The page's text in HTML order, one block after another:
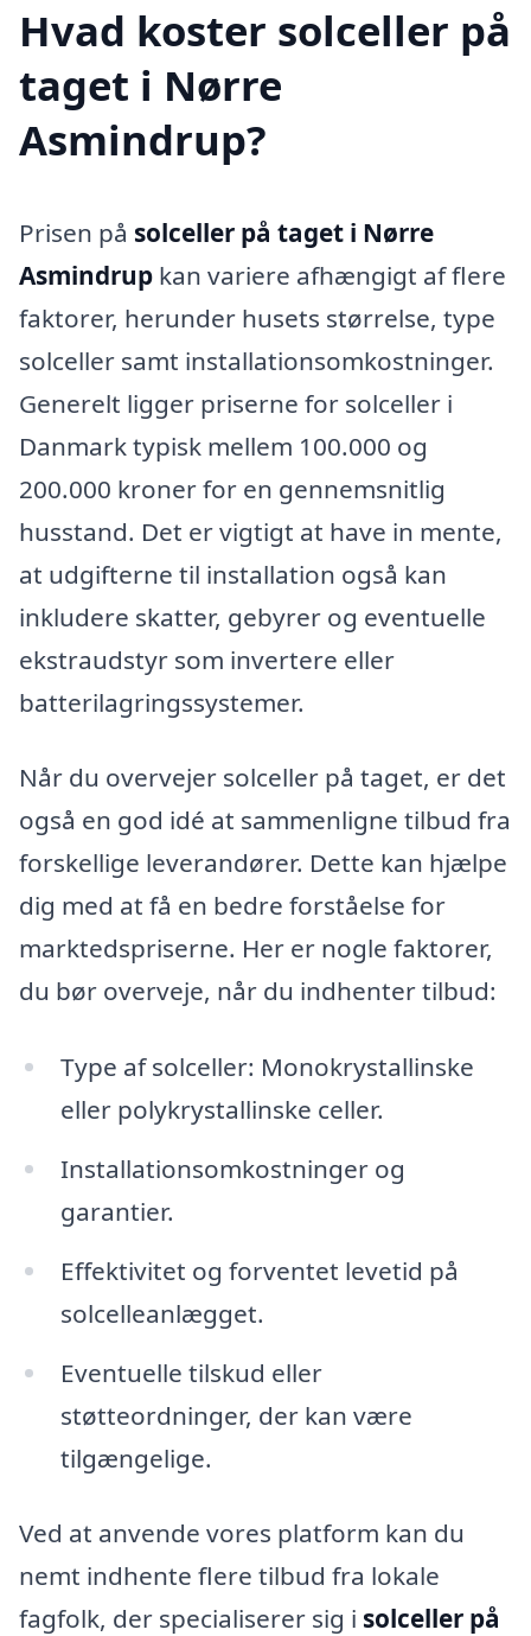
Hvad koster solceller på
taget i Nørre
Asmindrup?
Prisen på solceller på taget i Nørre
Asmindrup kan variere afhængigt af flere
faktorer, herunder husets størrelse, type
solceller samt installationsomkostninger.
Generelt ligger priserne for solceller i
Danmark typisk mellem 100.000 og
200.000 kroner for en gennemsnitlig
husstand. Det er vigtigt at have in mente,
at udgifterne til installation også kan
inkludere skatter, gebyrer og eventuelle
ekstraudstyr som invertere eller
batterilagringssystemer.
Når du overvejer solceller på taget, er det
også en god idé at sammenligne tilbud fra
forskellige leverandører. Dette kan hjælpe
dig med at få en bedre forståelse for
marktedspriserne. Her er nogle faktorer,
du bør overveje, når du indhenter tilbud:
Type af solceller: Monokrystallinske
eller polykrystallinske celler.
Installationsomkostninger og
garantier.
Effektivitet og forventet levetid på
solcelleanlægget.
Eventuelle tilskud eller
støtteordninger, der kan være
tilgængelige.
Ved at anvende vores platform kan du
nemt indhente flere tilbud fra lokale
fagfolk, der specialiserer sig i solceller på